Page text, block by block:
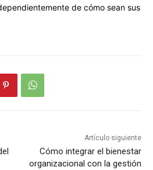
de cómo sean sus
Artículo siguiente
Cómo integrar el bienestar
organizacional con la gestión